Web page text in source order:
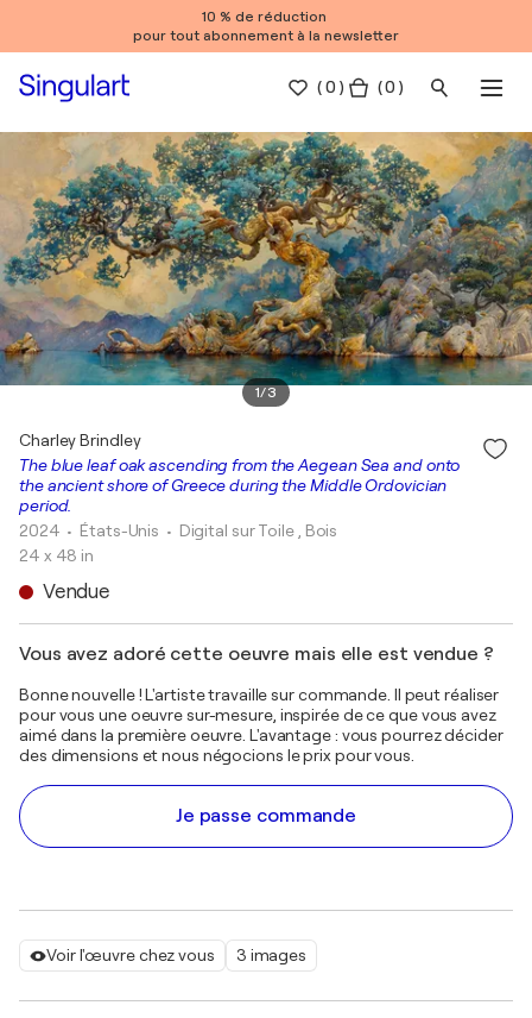
10 % de réduction
pour tout abonnement à la newsletter
(0 ) ( 0 )
1/3
Voir l'œuvre chez vous 3 images
The blue leaf oak ascending from the Aegean Sea and onto
the ancient shore of Greece during the Middle Ordovician
period.
Charley Brindley
2024 • États-Unis • Digital sur Toile , Bois
24 x 48 in
Vendue
Vous avez adoré cette oeuvre mais elle est vendue ?
Bonne nouvelle ! L'artiste travaille sur commande. Il peut réaliser
pour vous une oeuvre sur-mesure, inspirée de ce que vous avez
aimé dans la première oeuvre. L'avantage : vous pourrez décider
des dimensions et nous négocions le prix pour vous.
Je passe commande